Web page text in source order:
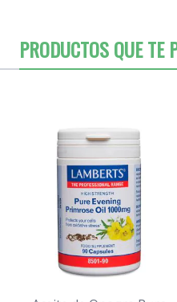
PRODUCTOS QUE TE